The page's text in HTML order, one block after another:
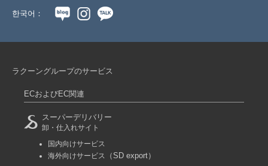
한국어：
ラクーングループのサービス
ECおよびEC関連
スーパーデリバリー
卸・仕入れサイト
国内向けサービス
海外向けサービス
（SD export）